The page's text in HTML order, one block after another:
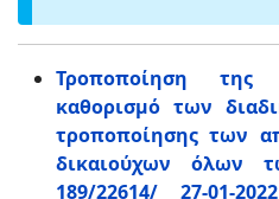
Τροποποίηση της
καθορισμό των
τροποποίησης των
δικαιούχων όλων
189/22614/ 27-01-